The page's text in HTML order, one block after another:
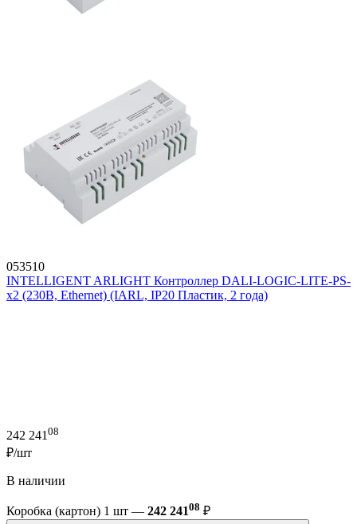
053510
INTELLIGENT ARLIGHT Контроллер DALI-LOGIC-LITE-PS-
x2 (230B, Ethernet) (IARL, IP20 Пластик, 2 года)
242 24108
₽/шт
В наличии
Коробка (картон) 1 шт — 242 24108 ₽